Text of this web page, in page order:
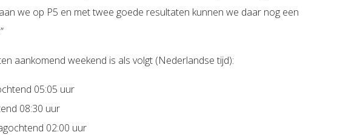
we op P5 en met twee goede resultaten kunnen we daar nog een
aankomend weekend is als volgt (Nederlandse tijd):
05:05 uur
08:30 uur
02:00 uur